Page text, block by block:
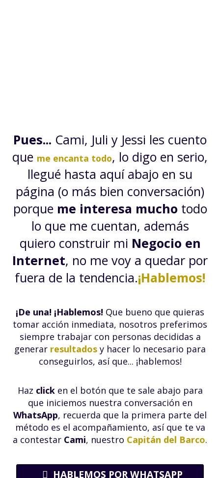
Pues... Cami, Juli y Jessi les cuento
que me encanta todo, lo digo en serio,
llegué hasta aquí abajo en su
página (o más bien conversación)
porque me interesa mucho todo
lo que me cuentan, además
quiero construir mi Negocio en
Internet, no me voy a quedar por
fuera de la tendencia.¡Hablemos!
¡De una! ¡Hablemos! Que bueno que quieras
tomar acción inmediata, nosotros preferimos
siempre trabajar con personas decididas a
generar resultados y hacer lo necesario para
conseguirlos, así que... ¡hablemos!
Haz clicken el botón que te sale abajo para
que iniciemos nuestra conversación en
WhatsApp, recuerda que la primera parte del
método es el acompañamiento, así que te va
a contestar Cami, nuestro Capitán del Barco.
HABLEMOS POR WHATSAPP